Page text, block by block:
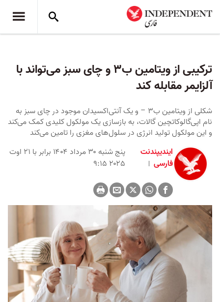
ترکیبی از ویتامین ب۳ و چای سبز می‌تواند با
آلزایمر مقابله کند
شکلی از ویتامین ب۳ – و یک آنتی‌اکسیدان موجود در چای سبز به
نام اپی‌گالوکاتچین گالات، به بازسازی یک مولکول کلیدی کمک می‌کند
و این مولکول تولید انرژی در سلول‌های مغزی را تامین می‌کند
ایندیپندنت
فارسی
پنج شنبه ۳۰ مرداد ۱۴۰۴ برابر با ۲۱ اوت
۲۰۲۵ ۹:۱۵